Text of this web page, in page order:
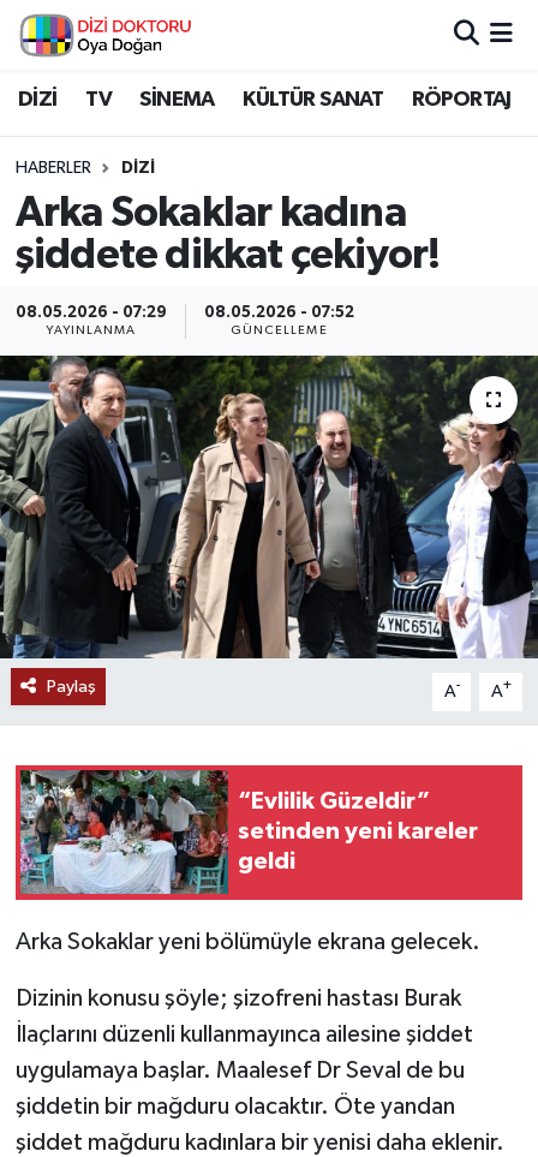
DİZİ TV SİNEMA KÜLTÜR SANAT RÖPORTAJ
HABERLER DİZİ
Arka Sokaklar kadına
şiddete dikkat çekiyor!
08.05.2026 - 07:29
YAYINLANMA
08.05.2026 - 07:52
GÜNCELLEME
Paylaş A- A+
“Evlilik Güzeldir”
setinden yeni kareler
geldi
Arka Sokaklar yeni bölümüyle ekrana gelecek.
Dizinin konusu şöyle; şizofreni hastası Burak
İlaçlarını düzenli kullanmayınca ailesine şiddet
uygulamaya başlar. Maalesef Dr Seval de bu
şiddetin bir mağduru olacaktır. Öte yandan
şiddet mağduru kadınlara bir yenisi daha eklenir.
İstanbul Nöbetçi Eczaneler
İstanbul Namaz Vakitleri
İstanbul Trafik Yoğunluk Haritası
Süper Lig Puan Durumu ve Fikstür
Tüm Manşetler
Son Dakika Haberleri
Haber Arşivi